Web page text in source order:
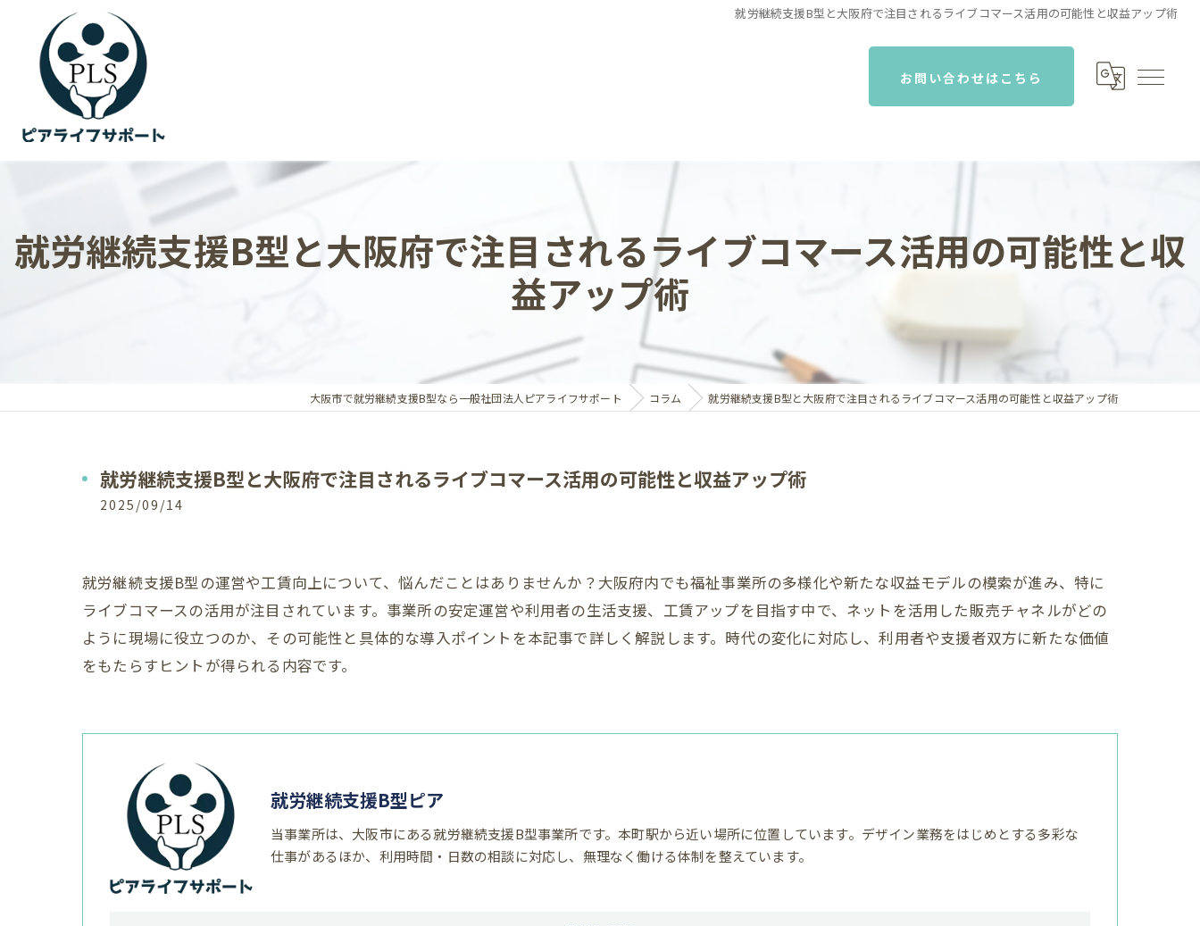
就労継続支援B型と大阪府で注目されるライブコマース活用の可能性と収益アップ術
お問い合わせはこちら
就労継続支援B型と大阪府で注目されるライブコマース活用の可能性と収
益アップ術
大阪市で就労継続支援B型なら一般社団法人ピアライフサポート コラム 就労継続支援B型と大阪府で注目されるライブコマース活用の可能性と収益アップ術
就労継続支援B型と大阪府で注目されるライブコマース活用の可能性と収益アップ術
2025/09/14
就労継続支援B型の運営や工賃向上について、悩んだことはありませんか？大阪府内でも福祉事業所の多様化や新たな収益モデルの模索が進み、特に
ライブコマースの活用が注目されています。事業所の安定運営や利用者の生活支援、工賃アップを目指す中で、ネットを活用した販売チャネルがどの
ように現場に役立つのか、その可能性と具体的な導入ポイントを本記事で詳しく解説します。時代の変化に対応し、利用者や支援者双方に新たな価値
をもたらすヒントが得られる内容です。
就労継続支援B型ピア
当事業所は、大阪市にある就労継続支援B型事業所です。本町駅から近い場所に位置しています。デザイン業務をはじめとする多彩な
仕事があるほか、利用時間・日数の相談に対応し、無理なく働ける体制を整えています。